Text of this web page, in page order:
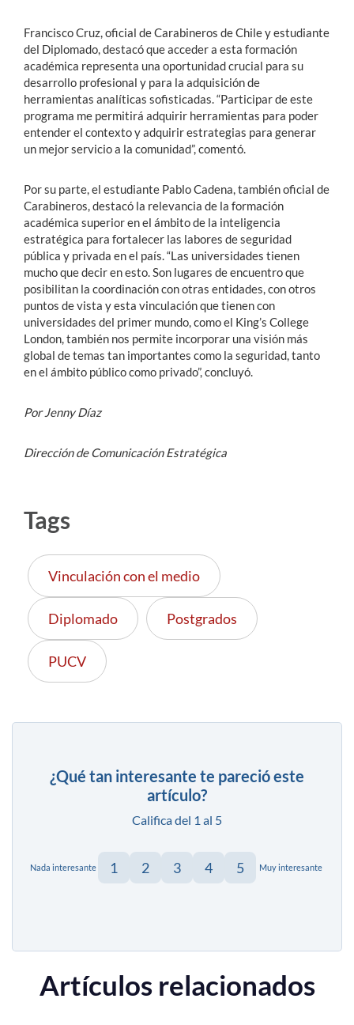
Francisco Cruz, oficial de Carabineros de Chile y estudiante
del Diplomado, destacó que acceder a esta formación
académica representa una oportunidad crucial para su
desarrollo profesional y para la adquisición de
herramientas analíticas sofisticadas. “Participar de este
programa me permitirá adquirir herramientas para poder
entender el contexto y adquirir estrategias para generar
un mejor servicio a la comunidad”, comentó.
Por su parte, el estudiante Pablo Cadena, también oficial de
Carabineros, destacó la relevancia de la formación
académica superior en el ámbito de la inteligencia
estratégica para fortalecer las labores de seguridad
pública y privada en el país. “Las universidades tienen
mucho que decir en esto. Son lugares de encuentro que
posibilitan la coordinación con otras entidades, con otros
puntos de vista y esta vinculación que tienen con
universidades del primer mundo, como el King’s College
London, también nos permite incorporar una visión más
global de temas tan importantes como la seguridad, tanto
en el ámbito público como privado”, concluyó.
Por Jenny Díaz
Dirección de Comunicación Estratégica
Tags
Vinculación con el medio
Diplomado Postgrados
PUCV
¿Qué tan interesante te pareció este
artículo?
Califica del 1 al 5
Nada interesante 1 2 3 4 5 Muy interesante
Artículos relacionados